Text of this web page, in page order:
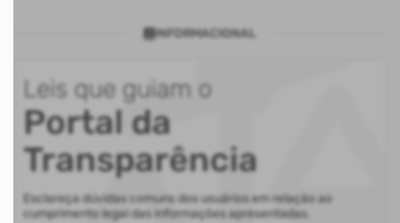
INFORMACIONAL
Leis que guiam o
Portal da
Transparência
Esclareça dúvidas comuns dos usuários em relação ao
cumprimento legal das informações apresentadas.